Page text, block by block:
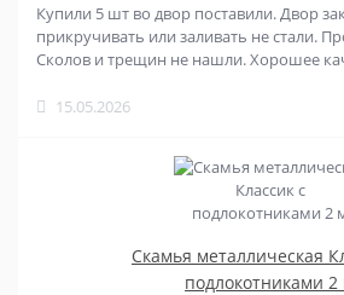
Купили 5 шт во двор поставили. Двор
прикручивать или заливать не стали.
Сколов и трещин не нашли. Хорошее
15.05.2026
Скамья металлическая
подлокотниками 2